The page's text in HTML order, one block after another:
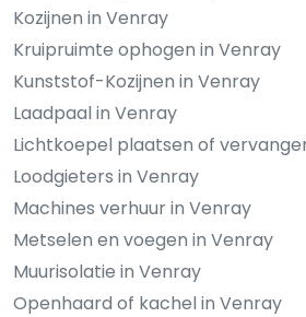
Kozijnen in Venray
Kruipruimte ophogen in Venray
Kunststof-Kozijnen in Venray
Laadpaal in Venray
Lichtkoepel plaatsen of
Loodgieters in Venray
Machines verhuur in Venray
Metselen en voegen in Venray
Muurisolatie in Venray
Openhaard of kachel in Venray